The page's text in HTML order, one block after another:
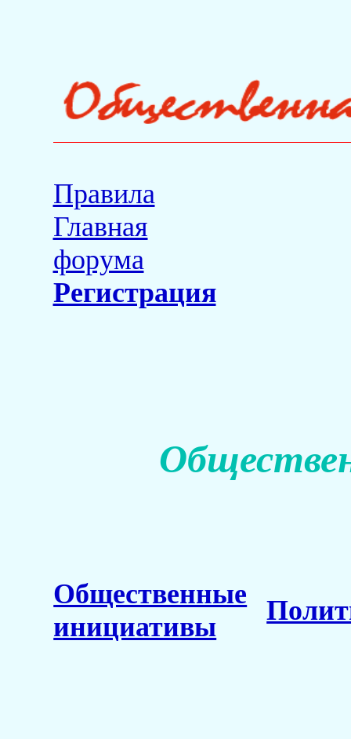
Правила
Главная
форума
Регистрация
Общественные
инициативы